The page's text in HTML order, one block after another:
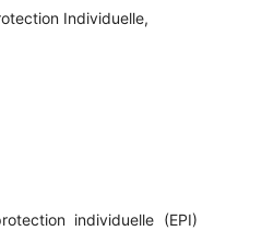
Individuelle,
individuelle (EPI)